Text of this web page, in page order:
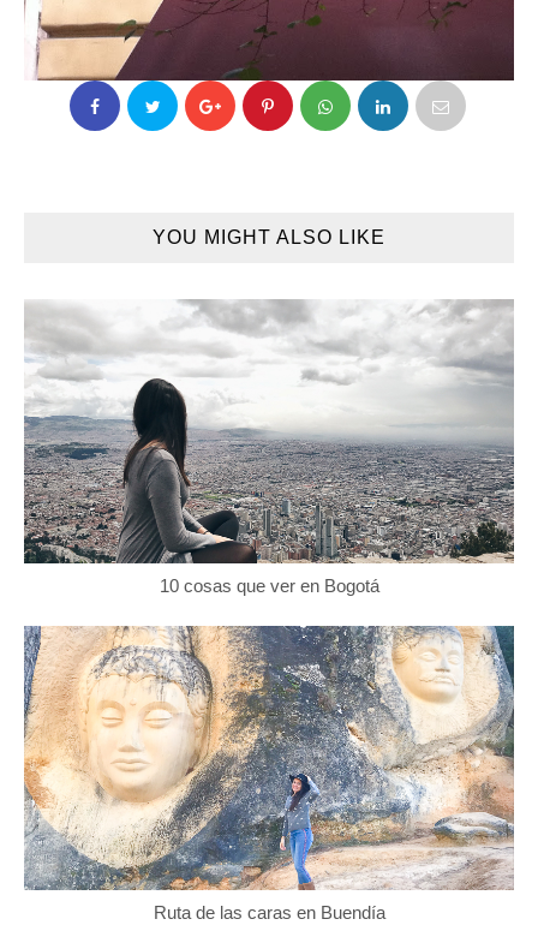
YOU MIGHT ALSO LIKE
10 cosas que ver en Bogotá
Ruta de las caras en Buendía